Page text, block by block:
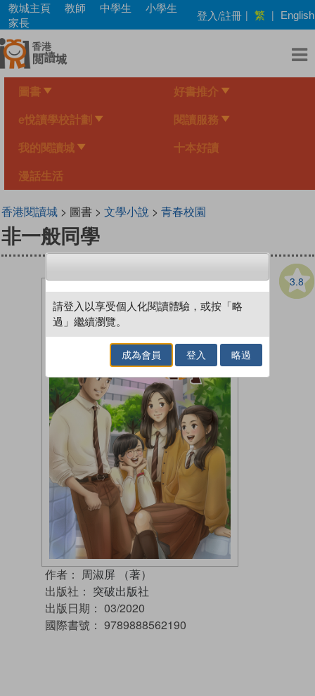
Skip
main
content
教城主頁 教師 中學生
小學生
家長
登入/註冊 | 繁 | English
圖書 好書推介
e悅讀學校計劃 閱讀服務
我的閱讀城 十本好讀
漫話生活
香港閱讀城> 圖書 > 文學小說 > 青春校園
非一般同學
3.8
作者： 周淑屏 （著）
出版社： 突破出版社
出版日期： 03/2020
國際書號： 9789888562190
請登入以享受個人化閱讀體驗，或按「略
過」繼續瀏覽。
成為會員 登入 略過